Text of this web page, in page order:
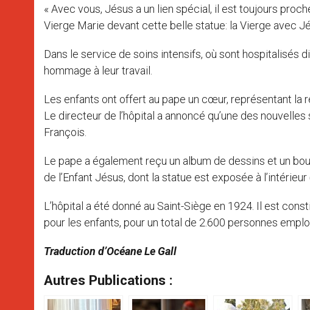
« Avec vous, Jésus a un lien spécial, il est toujours
Vierge Marie devant cette belle statue: la Vierge avec
Dans le service de soins intensifs, où sont hospitalisés
hommage à leur travail.
Les enfants ont offert au pape un cœur, représentant la
Le directeur de l’hôpital a annoncé qu’une des
François.
Le pape a également reçu un album de dessins et un
de l’Enfant Jésus, dont la statue est exposée à
L’hôpital a été donné au Saint-Siège en 1924. Il est
pour les enfants, pour un total de 2.600 personnes
Traduction d’Océane Le Gall
Autres Publications :